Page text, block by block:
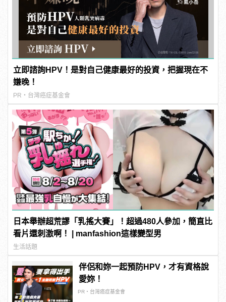
立即諮詢HPV！是對自己健康最好的投資，把握現在不
嫌晚！
PR・台灣癌症基金會
日本舉辦超荒謬「乳搖大賽」！超過480人參加，簡直比
看片還刺激啊！ | manfashion這樣變型男
生活話題
伴侶和妳一起預防HPV，才有資格說
愛妳！
PR・台灣癌症基金會